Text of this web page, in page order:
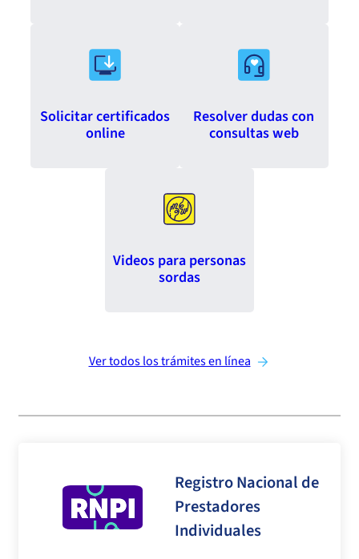
Solicitar certificados
online
Resolver dudas con
consultas web
Videos para personas
sordas
Ver todos los trámites en línea
Registro Nacional de
Prestadores
Individuales